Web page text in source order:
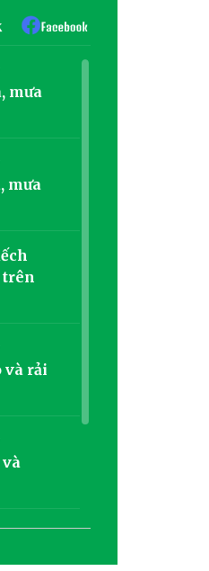
mưa
mưa
trên
và rải
và